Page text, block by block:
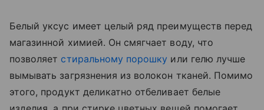
Белый уксус имеет целый ряд преимуществ перед
магазинной химией. Он смягчает воду, что
позволяет стиральному порошку или гелю лучше
вымывать загрязнения из волокон тканей. Помимо
этого, продукт деликатно отбеливает белые